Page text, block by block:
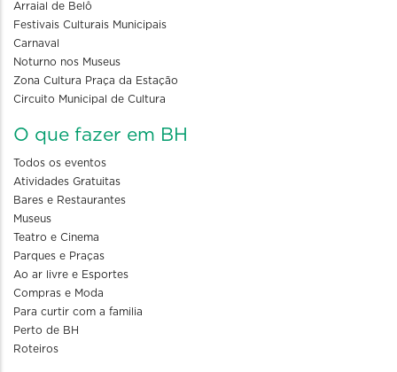
Arraial de Belô
Festivais Culturais Municipais
Carnaval
Noturno nos Museus
Zona Cultura Praça da Estação
Circuito Municipal de Cultura
O que fazer em BH
Todos os eventos
Atividades Gratuitas
Bares e Restaurantes
Museus
Teatro e Cinema
Parques e Praças
Ao ar livre e Esportes
Compras e Moda
Para curtir com a familia
Perto de BH
Roteiros